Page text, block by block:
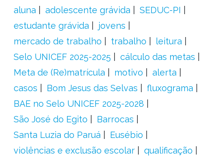
aluna
adolescente grávida
SEDUC-PI
estudante grávida
jovens
mercado de trabalho
trabalho
leitura
Selo UNICEF 2025-2025
cálculo das metas
Meta de (Re)matrícula
motivo
alerta
casos
Bom Jesus das Selvas
fluxograma
BAE no Selo UNICEF 2025-2028
São José do Egito
Barrocas
Santa Luzia do Paruá
Eusébio
violências e exclusão escolar
qualificação